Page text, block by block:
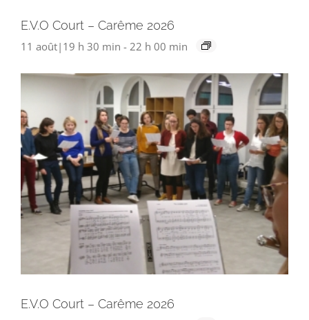
E.V.O Court – Carême 2026
11 août|19 h 30 min - 22 h 00 min
E.V.O Court – Carême 2026